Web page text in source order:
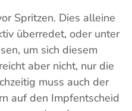
Spritzen. Dies alleine
überredet, oder unter
um sich diesem
aber nicht, nur die
muss auch der
auf den Impfentscheid